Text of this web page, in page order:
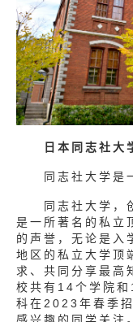
日本同志社大
同志社大学是一
同志社大学，创
是一所著名的私立
的声誉，无论是入
地区的私立大学顶
求、共同分享最高
校共有14个学院
科在2023年春季